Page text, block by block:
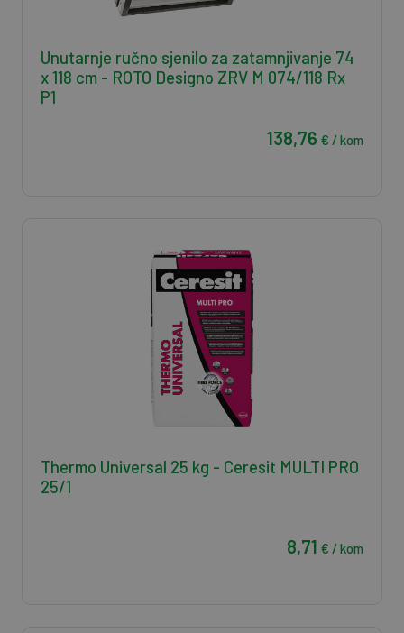
Unutarnje ručno sjenilo za zatamnjivanje 74
x 118 cm - ROTO Designo ZRV M 074/118 Rx
P1
138,76 € / kom
Thermo Universal 25 kg - Ceresit MULTI PRO
25/1
8,71 € / kom